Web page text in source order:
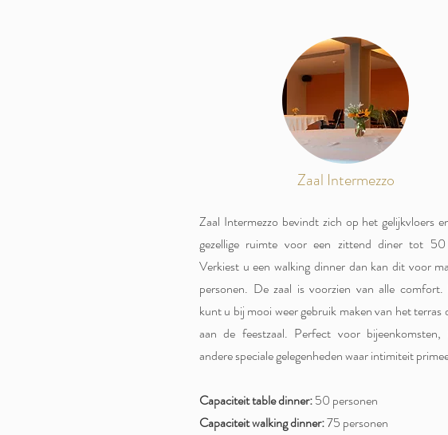
Zaal Intermezzo
Zaal Intermezzo bevindt zich op het gelijkvloers
gezellige ruimte voor een zittend diner tot 50
Verkiest u een walking dinner dan kan dit voor
personen. De zaal is voorzien van alle comfort.
kunt u bij mooi weer gebruik maken van het terras
aan de feestzaal. Perfect voor
andere speciale gelegenheden waar intimiteit
Capaciteit table dinner:50 personen
Capaciteit walking dinner:75 personen